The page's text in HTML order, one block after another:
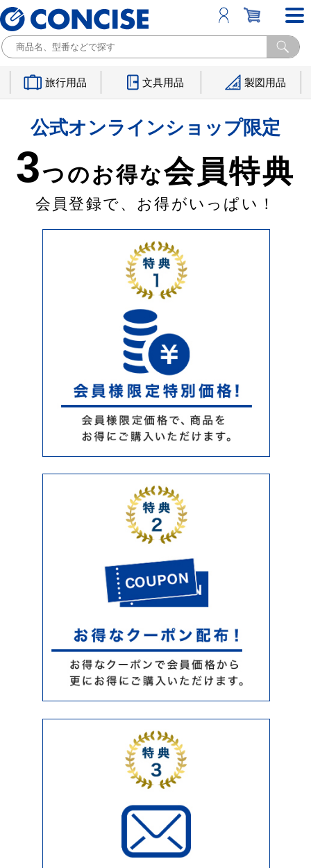
旅行用品 文具用品 製図用品
公式オンラインショップ限定
3つのお得な会員特典
会員登録で、お得がいっぱい！